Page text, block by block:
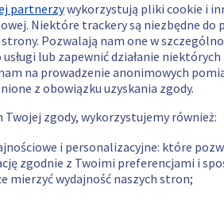
partnerzywykorzystują pliki cookie i
Niektóre trackery są niezbędne do
Pozwalają nam one w
lub zapewnić działanie
na prowadzenie anonimowych
z obowiązku uzyskania zgody.
Twojej zgody, wykorzystujemy również:
i personalizacyjne: które
zgodnie z Twoimi preferencjami i
mierzyć wydajność naszych stron;